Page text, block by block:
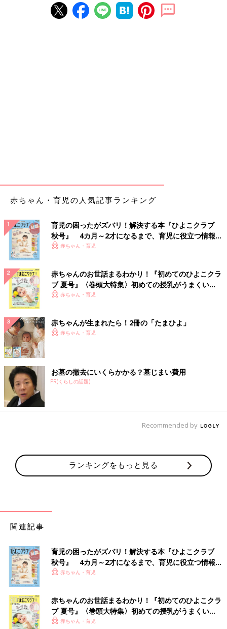
に切り替え、超笑顔モードに！「きゃっきゃ」と笑うお子さん
パパが抱っこしようと近づいた瞬間に切り替え！
出典：Instagramアカウント「 puri6_24」
赤ちゃん・育児の人気記事ランキング
育児の困ったがズバリ！解決する本『ひよこクラブ
秋号』 4カ月～2才になるまで、育児に役立つ情報が
いっぱい！
赤ちゃん・育児
赤ちゃんのお世話まるわかり！『初めてのひよこクラ
ブ 夏号』〈巻頭大特集〉初めての授乳がうまくい
く！ おっぱい・ミルクの基本と夏のトラブル 解決テ
赤ちゃん・育児
赤ちゃんが生まれたら！2冊の「たまひよ」
赤ちゃん・育児
お墓の撤去にいくらかかる？墓じまい費用
PR(くらしの話題)
Recommended by
ランキングをもっと見る
関連記事
育児の困ったがズバリ！解決する本『ひよこクラブ
秋号』 4カ月～2才になるまで、育児に役立つ情報が
いっぱい！
赤ちゃん・育児
赤ちゃんのお世話まるわかり！『初めてのひよこクラ
ブ 夏号』〈巻頭大特集〉初めての授乳がうまくい
く！ おっぱい・ミルクの基本と夏のトラブル 解決テ
赤ちゃん・育児